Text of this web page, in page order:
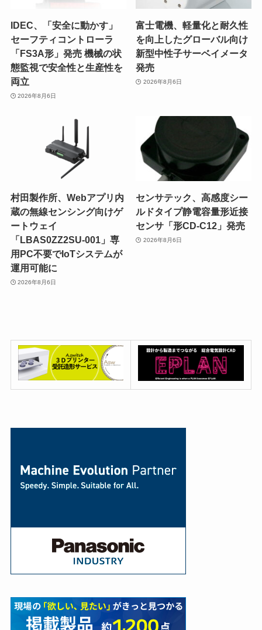
IDEC、「安全に動かす」
セーフティコントローラ
「FS3A形」発売 機械の状
態監視で安全性と生産性を
両立
2026年8月6日
富士電機、軽量化と耐久性
を向上したグローバル向け
新型中性子サーベイメータ
発売
2026年8月6日
村田製作所、Webアプリ内
蔵の無線センシング向けゲ
ートウェイ
「LBAS0ZZ2SU-001」専
用PC不要でIoTシステムが
運用可能に
2026年8月6日
センサテック、高感度シー
ルドタイプ静電容量形近接
センサ「形CD-C12」発売
2026年8月6日